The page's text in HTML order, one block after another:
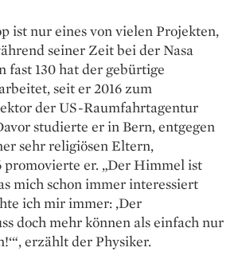
ist nur eines von vielen Projekten,
seiner Zeit bei der Nasa
fast 130 hat der gebürtige
seit er 2016 zum
der US-Raumfahrtagentur
studierte er in Bern, entgegen
sehr religiösen Eltern,
promovierte er. „Der Himmel ist
mich schon immer interessiert
ich mir immer: ‚Der
doch mehr können als einfach nur
erzählt der Physiker.